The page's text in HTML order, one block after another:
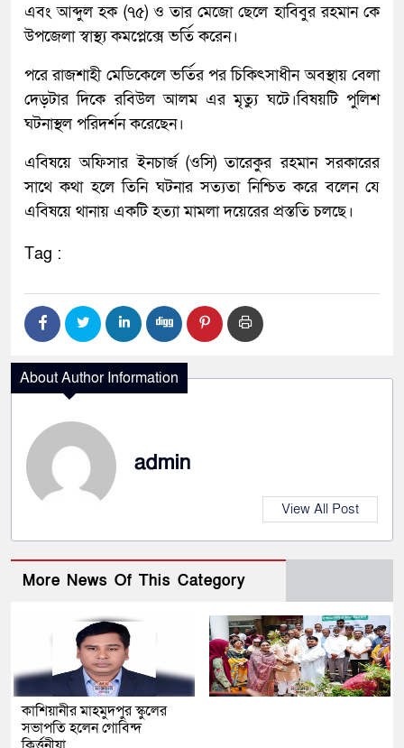
এবং আব্দুল হক (৭৫) ও তার মেজো ছেলে হাবিবুর রহমান কে
উপজেলা স্বাস্থ্য কমপ্লেক্সে ভর্তি করেন।
পরে রাজশাহী মেডিকেলে ভর্তির পর চিকিৎসাধীন অবস্থায় বেলা
দেড়টার দিকে রবিউল আলম এর মৃত্যু ঘটে।বিষয়টি পুলিশ
ঘটনাস্থল পরিদর্শন করেছেন।
এবিষয়ে অফিসার ইনচার্জ (ওসি) তারেকুর রহমান সরকারের
সাথে কথা হলে তিনি ঘটনার সত্যতা নিশ্চিত করে বলেন যে
এবিষয়ে থানায় একটি হত্যা মামলা দয়েরের প্রস্ততি চলছে।
Tag :
About Author Information
admin
View All Post
More News Of This Category
কাশিয়ানীর মাহমুদপুর স্কুলের
সভাপতি হলেন গোবিন্দ